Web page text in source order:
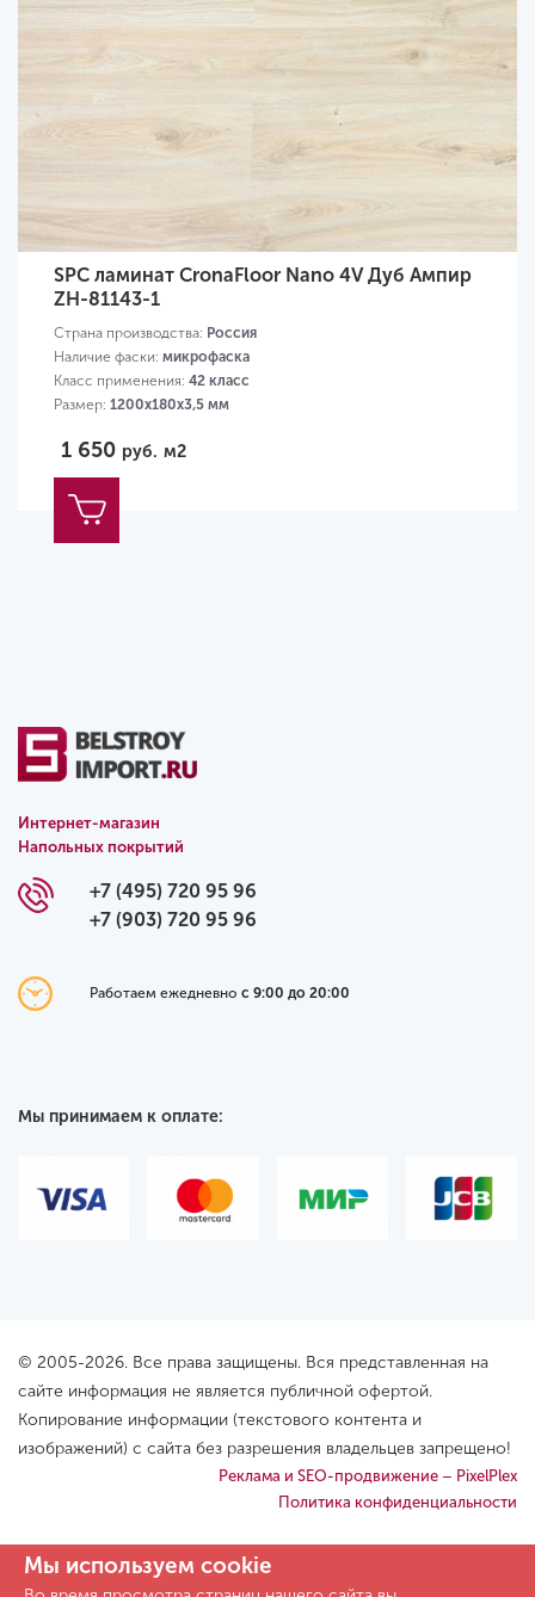
SPC ламинат CronaFloor Nano 4V Дуб Ампир
ZH-81143-1
Страна производства: Россия
Наличие фаски: микрофаска
Класс применения: 42 класс
Размер: 1200х180х3,5 мм
1 650 руб. м2
Интернет-магазин
Напольных покрытий
+7 (495) 720 95 96
+7 (903) 720 95 96
Работаем ежедневно с 9:00 до 20:00
Мы принимаем к оплате:
© 2005-2026. Все права защищены. Вся представленная на
сайте информация не является публичной офертой.
Копирование информации (текстового контента и
изображений) с сайта без разрешения владельцев запрещено!
Реклама и SEO-продвижение – PixelPlex
Политика конфиденциальности
Мы используем cookie